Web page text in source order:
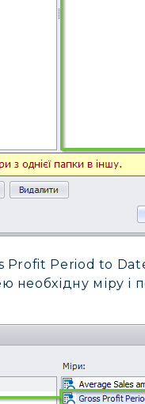
Profit Period to
міру і